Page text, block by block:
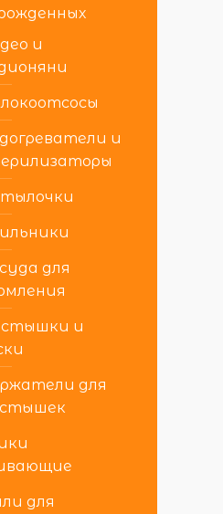
и
и
для
и
для
для